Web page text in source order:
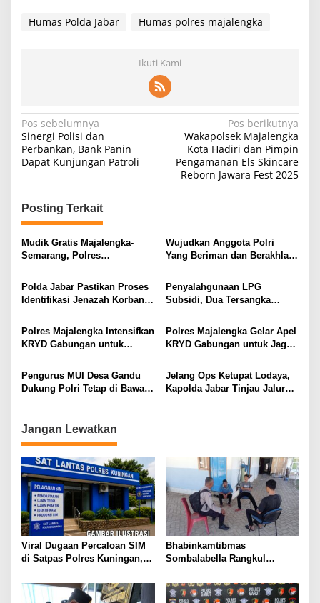
Humas Polda Jabar Humas polres majalengka
Ikuti Kami
Navigasi
pos
Pos sebelumnya
Sinergi Polisi dan
Perbankan, Bank Panin
Dapat Kunjungan Patroli
Pos berikutnya
Wakapolsek Majalengka
Kota Hadiri dan Pimpin
Pengamanan Els Skincare
Reborn Jawara Fest 2025
Posting Terkait
Mudik Gratis Majalengka-
Semarang, Polres
Wujudkan Anggota Polri
Yang Beriman dan Berakhlak
Binrohtal Melalui Zoom
Meeting
Polda Jabar Pastikan Proses
Identifikasi Jenazah Korban
Berjalan Hingga Selesai
Penyalahgunaan LPG
Subsidi, Dua Tersangka
Polres Majalengka Intensifkan
KRYD Gabungan untuk
Polres Majalengka Gelar Apel
KRYD Gabungan untuk Jaga
Pengurus MUI Desa Gandu
Dukung Polri Tetap di Bawah
Jelang Ops Ketupat Lodaya,
Kapolda Jabar Tinjau Jalur
Jangan Lewatkan
Viral Dugaan Percaloan SIM
di Satpas Polres Kuningan,
dan Penguatan Pengawasan
Bhabinkamtibmas
Sombalabella Rangkul
Kamtibmas dan Semarakkan
HUT Ke-81 RI